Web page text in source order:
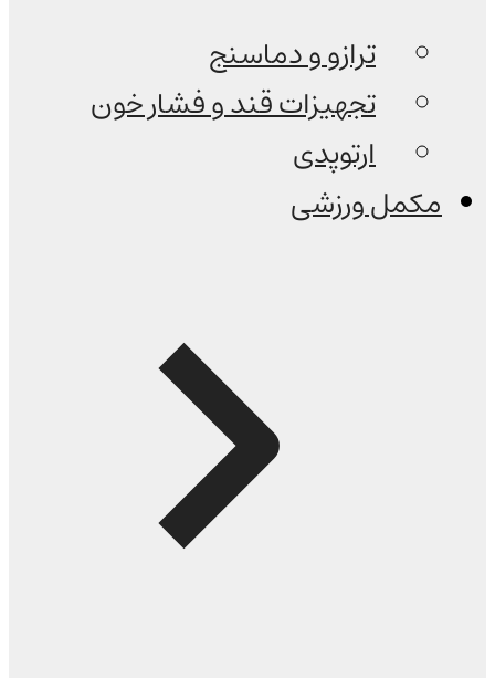
ترازو و دماسنج
تجهیزات قند و فشار خون
ارتوپدی
مکمل ورزشی